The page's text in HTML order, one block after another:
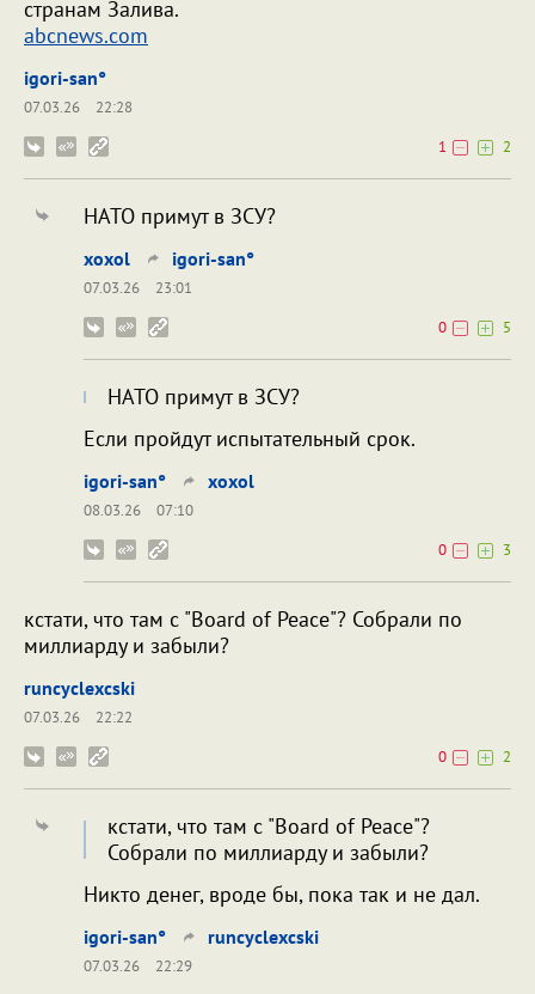
странам Залива.
abcnews.com
igori-san°
07.03.26
22:28
1
2
НАТО примут в ЗСУ?
xoxol igori-san°
07.03.26
23:01
0
5
НАТО примут в ЗСУ?
Если пройдут испытательный срок.
igori-san° xoxol
08.03.26
07:10
0
3
кстати, что там с "Board of Peace"? Собрали по
миллиарду и забыли?
runcyclexcski
07.03.26
22:22
0
2
кстати, что там с "Board of Peace"?
Собрали по миллиарду и забыли?
Никто денег, вроде бы, пока так и не дал.
igori-san° runcyclexcski
07.03.26
22:29